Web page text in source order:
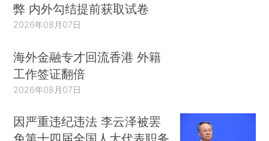
弊 内外勾结提前获取试卷
2026年08月07日
海外金融专才回流香港 外籍
工作签证翻倍
2026年08月07日
因严重违纪违法 李云泽被罢